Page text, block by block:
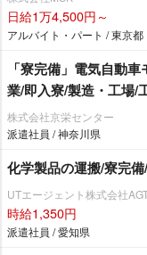
日給1万4,500円～
アルバイト・パート / 東京都
「寮完備」電気自動
業/即入寮/製造・工場/
株式会社京栄センター
派遣社員 / 神奈川県
化学製品の運搬/寮完
UTエージェント株式会社
時給1,350円
派遣社員 / 愛知県